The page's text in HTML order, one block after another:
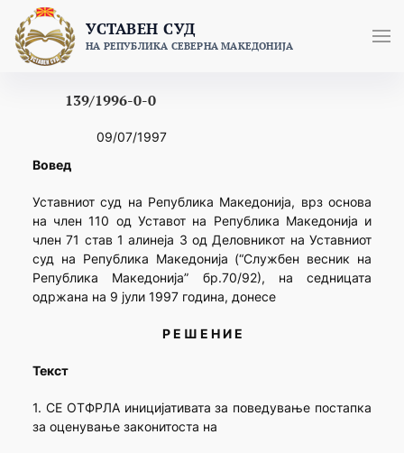
content
УСТАВЕН СУД
НА РЕПУБЛИКА СЕВЕРНА МАКЕДОНИЈА
139/1996-0-0
09/07/1997
Вовед
Уставниот суд на Република Македонија, врз основа
на член 110 од Уставот на Република Македонија и
член 71 став 1 алинеја 3 од Деловникот на Уставниот
суд на Република Македонија (“Службен весник на
Република Македонија” бр.70/92), на седницата
одржана на 9 јули 1997 година, донесе
Р Е Ш Е Н И Е
Текст
1. СЕ ОТФРЛА иницијативата за поведување постапка
за оценување законитоста на